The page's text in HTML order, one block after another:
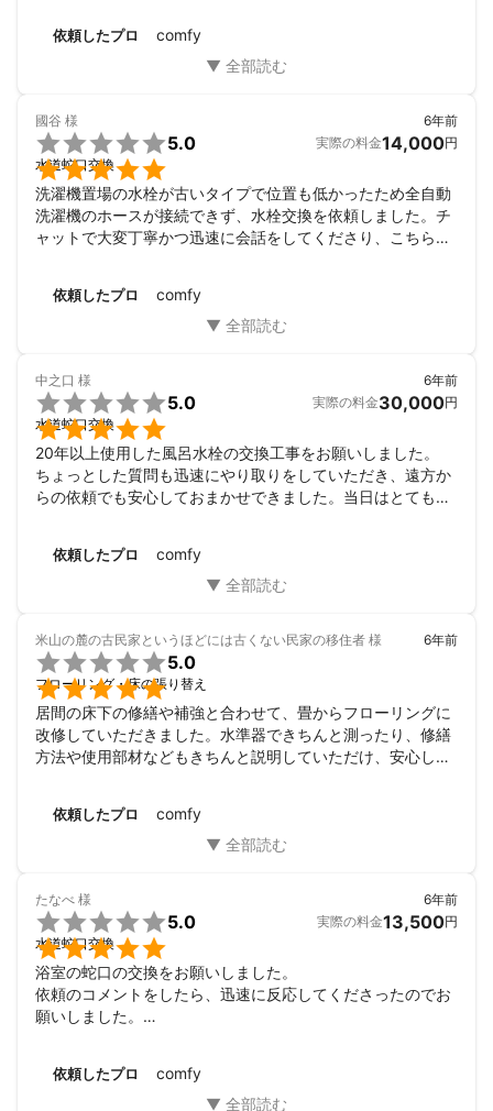
えで感動しました。次何かありましたら是非またお願いした
依頼したプロ comfy
國谷 様


5.0
水道蛇口交換
6年前
実際の料金14,000円
洗濯機置場の水栓が古いタイプで位置も低かったため全自動
洗濯機のホースが接続できず、水栓交換を依頼しました。チ
ャットで大変丁寧かつ迅速に会話をしてくださり、こちらの
せすることができました。また機会があればお願いしたいで
依頼したプロ comfy
中之口 様


5.0
水道蛇口交換
6年前
実際の料金30,000円
20年以上使用した風呂水栓の交換工事をお願いしました。
ちょっとした質問も迅速にやり取りをしていただき、遠方か
らの依頼でも安心しておまかせできました。当日はとても丁
うございました。
依頼したプロ comfy
米山の麓の古民家というほどには古くない民家の移住者 様


5.0
フローリング・床の張り替え
6年前
居間の床下の修繕や補強と合わせて、畳からフローリングに
改修していただきました。水準器できちんと測ったり、修繕
方法や使用部材などもきちんと説明していただけ、安心して
お願いしたいと思います。
依頼したプロ comfy
たなべ 様


5.0
水道蛇口交換
6年前
実際の料金13,500円
浴室の蛇口の交換をお願いしました。
依頼のコメントをしたら、迅速に反応してくださったのでお
願いしました。
だけで大丈夫との事だったので、事前にわかり安心しまし
依頼したプロ comfy